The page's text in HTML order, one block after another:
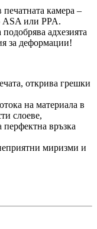
камера –
ASA или PPA.
адхезията
за деформации!
открива грешки
на материала в
слоеве,
връзка
миризми и